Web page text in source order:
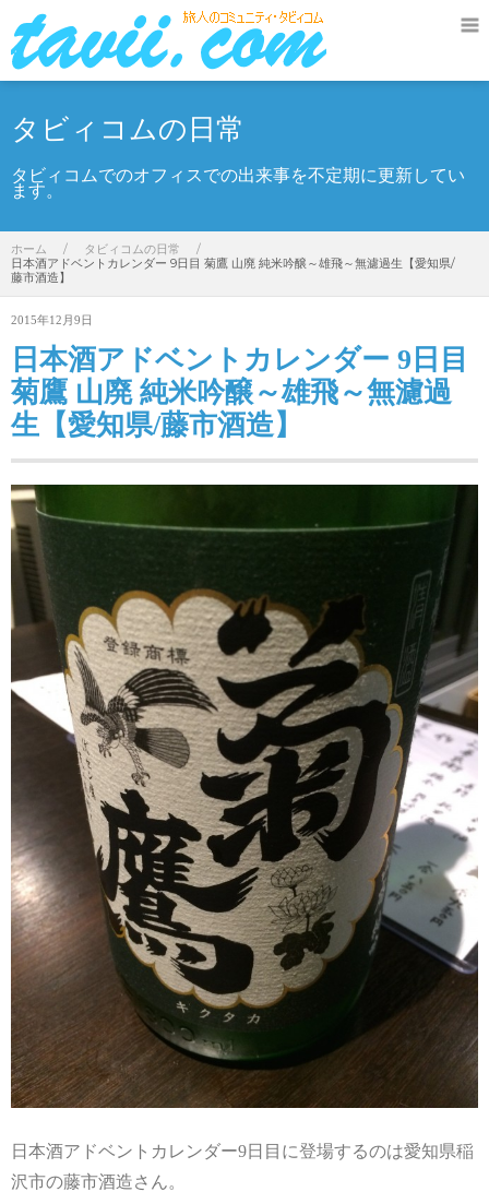
タビィコムの日常
タビィコムでのオフィスでの出来事を不定期に更新してい
ます。
ホーム / タビィコムの日常
/
日本酒アドベントカレンダー 9日目 菊鷹 山廃 純米吟醸～雄飛～無濾過生【愛知県/
藤市酒造】
2015年12月9日
日本酒アドベントカレンダー 9日目
菊鷹 山廃 純米吟醸～雄飛～無濾過
生【愛知県/藤市酒造】
日本酒アドベントカレンダー9日目に登場するのは愛知県稲
沢市の藤市酒造さん。